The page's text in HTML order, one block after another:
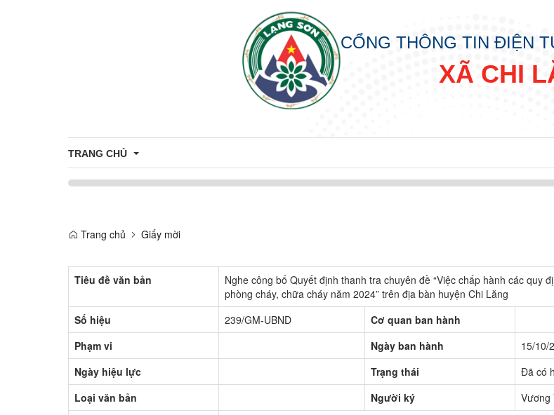
CỔNG THÔNG TIN ĐIỆN
XÃ CHI
TRANG CHỦ
Thông tin chung
Trang chủ Giấy mời
Tiêu đề văn bản
Nghe công bố Quyết định thanh tra chuyên đề “Việc chấp hành các quy
phòng cháy, chữa cháy năm 2024” trên địa bàn huyện Chi Lăng
Số hiệu
239/GM-UBND
Cơ quan ban hành
Phạm vi
Ngày ban hành
15/10/
Ngày hiệu lực
Trạng thái
Đã có
Loại văn bản
Người ký
Vương